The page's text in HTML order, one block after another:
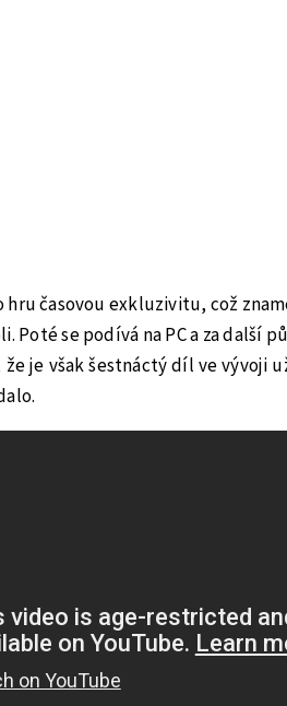
časovou exkluzivitu, což
Poté se podívá na PC a za další
že je však šestnáctý díl ve vývoji